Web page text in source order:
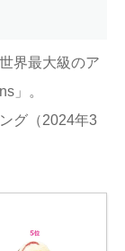
界最大級のア
」。
グ（2024年3